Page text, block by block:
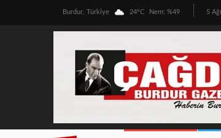
Burdur, Türkiye 24°C Nem: %49 5